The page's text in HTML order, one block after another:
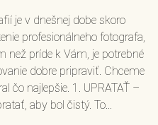
je v dnešnej dobe skoro
profesionálneho fotografa,
než príde k Vám, je potrebné
dobre pripraviť. Chceme
čo najlepšie. 1. UPRATAŤ –
aby bol čistý. To...